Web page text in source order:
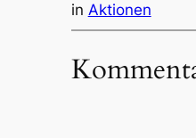
in Aktionen